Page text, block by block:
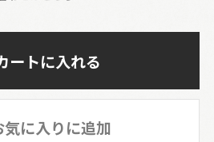
ートに入れる
気に入りに追加